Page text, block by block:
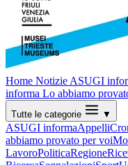
Home Notizie ASUGI
informa Lo abbiamo
Tutte le categorie ▼
ASUGI informaAppelli
abbiamo provato per voi
LavoroPoliticaRegione